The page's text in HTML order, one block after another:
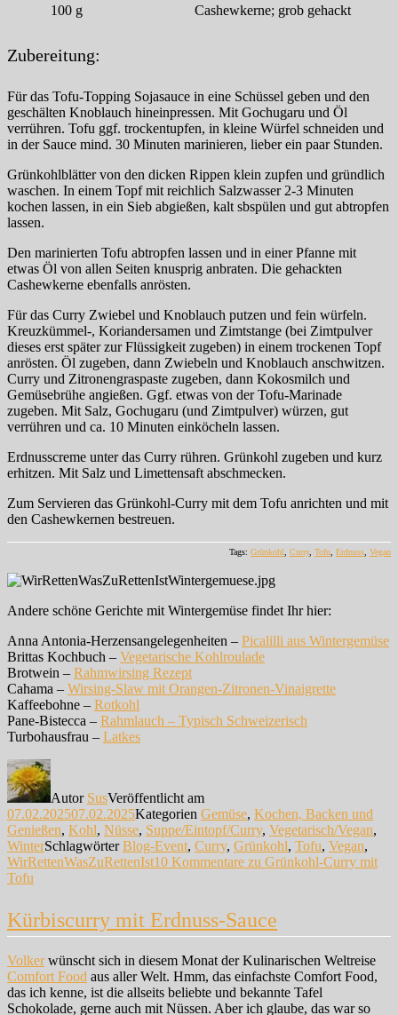
100 g Cashewkerne; grob gehackt
Zubereitung:
Für das Tofu-Topping Sojasauce in eine Schüssel geben und den
geschälten Knoblauch hineinpressen. Mit Gochugaru und Öl
verrühren. Tofu ggf. trockentupfen, in kleine Würfel schneiden und
in der Sauce mind. 30 Minuten marinieren, lieber ein paar Stunden.
Grünkohlblätter von den dicken Rippen klein zupfen und gründlich
waschen. In einem Topf mit reichlich Salzwasser 2-3 Minuten
kochen lassen, in ein Sieb abgießen, kalt sbspülen und gut abtropfen
lassen.
Den marinierten Tofu abtropfen lassen und in einer Pfanne mit
etwas Öl von allen Seiten knusprig anbraten. Die gehackten
Cashewkerne ebenfalls anrösten.
Für das Curry Zwiebel und Knoblauch putzen und fein würfeln.
Kreuzkümmel-, Koriandersamen und Zimtstange (bei Zimtpulver
dieses erst später zur Flüssigkeit zugeben) in einem trockenen Topf
anrösten. Öl zugeben, dann Zwiebeln und Knoblauch anschwitzen.
Curry und Zitronengraspaste zugeben, dann Kokosmilch und
Gemüsebrühe angießen. Ggf. etwas von der Tofu-Marinade
zugeben. Mit Salz, Gochugaru (und Zimtpulver) würzen, gut
verrühren und ca. 10 Minuten einköcheln lassen.
Erdnusscreme unter das Curry rühren. Grünkohl zugeben und kurz
erhitzen. Mit Salz und Limettensaft abschmecken.
Zum Servieren das Grünkohl-Curry mit dem Tofu anrichten und mit
den Cashewkernen bestreuen.
Tags: Grünkohl, Curry, Tofu, Erdnuss, Vegan
Andere schöne Gerichte mit Wintergemüse findet Ihr hier:
Anna Antonia-Herzensangelegenheiten – Picalilli aus Wintergemüse
Brittas Kochbuch – Vegetarische Kohlroulade
Brotwein – Rahmwirsing Rezept
Cahama – Wirsing-Slaw mit Orangen-Zitronen-Vinaigrette
Kaffeebohne – Rotkohl
Pane-Bistecca – Rahmlauch – Typisch Schweizerisch
Turbohausfrau – Latkes
Autor SusVeröffentlicht am
07.02.202507.02.2025Kategorien Gemüse, Kochen, Backen und
Genießen, Kohl, Nüsse, Suppe/Eintopf/Curry, Vegetarisch/Vegan,
WinterSchlagwörterBlog-Event, Curry, Grünkohl, Tofu, Vegan,
WirRettenWasZuRettenIst10 Kommentare zu Grünkohl-Curry mit
Tofu
Kürbiscurry mit Erdnuss-Sauce
Volkerwünscht sich in diesem Monat der Kulinarischen Weltreise
Comfort Food aus aller Welt. Hmm, das einfachste Comfort Food,
das ich kenne, ist die allseits beliebte und bekannte Tafel
Schokolade, gerne auch mit Nüssen. Aber ich glaube, das war so